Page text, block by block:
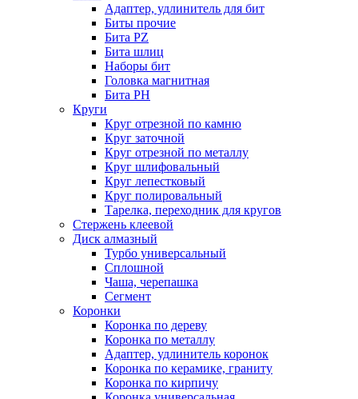
Адаптер, удлинитель для бит
Биты прочие
Бита PZ
Бита шлиц
Наборы бит
Головка магнитная
Бита PH
Круги
Круг отрезной по камню
Круг заточной
Круг отрезной по металлу
Круг шлифовальный
Круг лепестковый
Круг полировальный
Тарелка, переходник для кругов
Стержень клеевой
Диск алмазный
Турбо универсальный
Сплошной
Чаша, черепашка
Сегмент
Коронки
Коронка по дереву
Коронка по металлу
Адаптер, удлинитель коронок
Коронка по керамике, граниту
Коронка по кирпичу